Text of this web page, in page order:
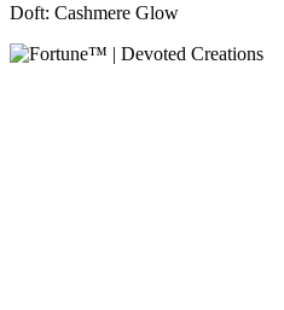
Doft: Cashmere Glow